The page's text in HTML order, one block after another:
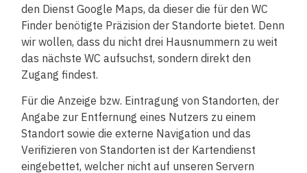
den Dienst Google Maps, da dieser die für den WC
Finder benötigte Präzision der Standorte bietet. Denn
wir wollen, dass du nicht drei Hausnummern zu weit
das nächste WC aufsuchst, sondern direkt den
Zugang findest.
Für die Anzeige bzw. Eintragung von Standorten, der
Angabe zur Entfernung eines Nutzers zu einem
Standort sowie die externe Navigation und das
Verifizieren von Standorten ist der Kartendienst
eingebettet, welcher nicht auf unseren Servern